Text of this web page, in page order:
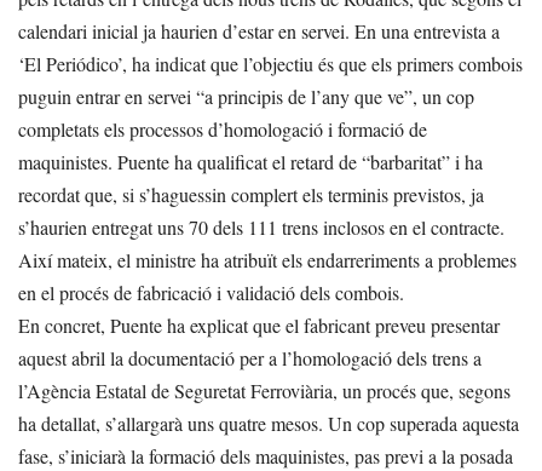
calendari inicial ja haurien d’estar en servei. En una entrevista a
‘El Periódico’, ha indicat que l’objectiu és que els primers combois
puguin entrar en servei “a principis de l’any que ve”, un cop
completats els processos d’homologació i formació de
maquinistes. Puente ha qualificat el retard de “barbaritat” i ha
recordat que, si s’haguessin complert els terminis previstos, ja
s’haurien entregat uns 70 dels 111 trens inclosos en el contracte.
Així mateix, el ministre ha atribuït els endarreriments a problemes
en el procés de fabricació i validació dels combois.
En concret, Puente ha explicat que el fabricant preveu presentar
aquest abril la documentació per a l’homologació dels trens a
l’Agència Estatal de Seguretat Ferroviària, un procés que, segons
ha detallat, s’allargarà uns quatre mesos. Un cop superada aquesta
fase, s’iniciarà la formació dels maquinistes, pas previ a la posada